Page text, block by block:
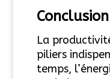
Conclusion
La
piliers
temps,